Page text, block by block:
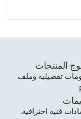
المنتجات
تفصيلية وملف
فنية احترافية.